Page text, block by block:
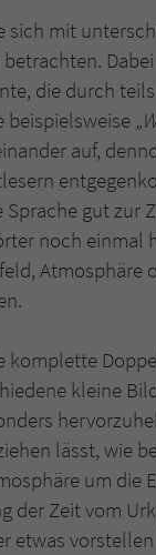
sich mit
die durch
beispielsweise
auf,
gut zur
noch einmal
Atmosphäre
komplette
kleine
lässt, wie
um die
der Zeit vom
etwas